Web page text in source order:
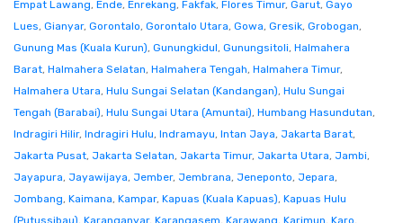
Empat Lawang, Ende, Enrekang, Fakfak, Flores Timur, Garut, Gayo
Lues, Gianyar, Gorontalo, Gorontalo Utara, Gowa, Gresik, Grobogan,
Gunung Mas (Kuala Kurun), Gunungkidul, Gunungsitoli, Halmahera
Barat, Halmahera Selatan, Halmahera Tengah, Halmahera Timur,
Halmahera Utara, Hulu Sungai Selatan (Kandangan), Hulu Sungai
Tengah (Barabai), Hulu Sungai Utara (Amuntai), Humbang Hasundutan,
Indragiri Hilir, Indragiri Hulu, Indramayu, Intan Jaya, Jakarta Barat,
Jakarta Pusat, Jakarta Selatan, Jakarta Timur, Jakarta Utara, Jambi,
Jayapura, Jayawijaya, Jember, Jembrana, Jeneponto, Jepara,
Jombang, Kaimana, Kampar, Kapuas (Kuala Kapuas), Kapuas Hulu
(Putussibau), Karanganyar, Karangasem, Karawang, Karimun, Karo,